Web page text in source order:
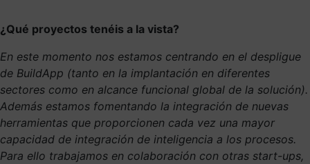
¿Qué proyectos tenéis a la vista?
En este momento nos estamos centrando en el despligue
de BuildApp (tanto en la implantación en diferentes
sectores como en alcance funcional global de la solución).
Además estamos fomentando la integración de nuevas
herramientas que proporcionen cada vez una mayor
capacidad de integración de inteligencia a los procesos.
Para ello trabajamos en colaboración con otras start-ups,